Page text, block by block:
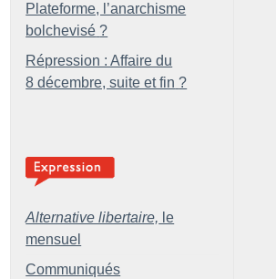
Plateforme, l’anarchisme
bolchevisé ?
Répression : Affaire du
8 décembre, suite et fin ?
Alternative libertaire, le
mensuel
Communiqués